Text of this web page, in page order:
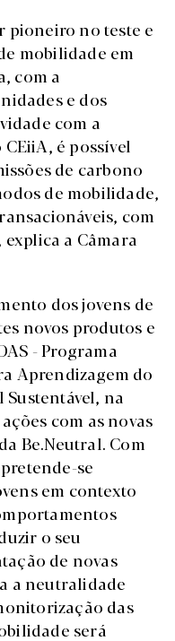
pioneiro no teste e
mobilidade em
com a
e dos
com a
é possível
de carbono
de mobilidade,
com
a Câmara
dos jovens de
novos produtos e
- Programa
Aprendizagem do
na
com as novas
Be.Neutral. Com
se
em contexto
o seu
de novas
a neutralidade
das
será